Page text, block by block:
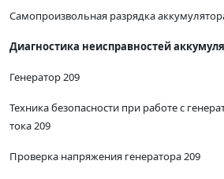
Самопроизвольная разрядка
Диагностика неисправностей
Генератор 209
Техника безопасности при работе с
тока 209
Проверка напряжения генератора 209